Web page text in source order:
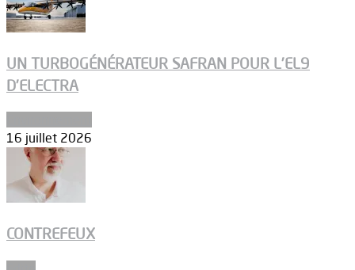
UN TURBOGÉNÉRATEUR SAFRAN POUR L’EL9
D’ELECTRA
16 juillet 2026
CONTREFEUX